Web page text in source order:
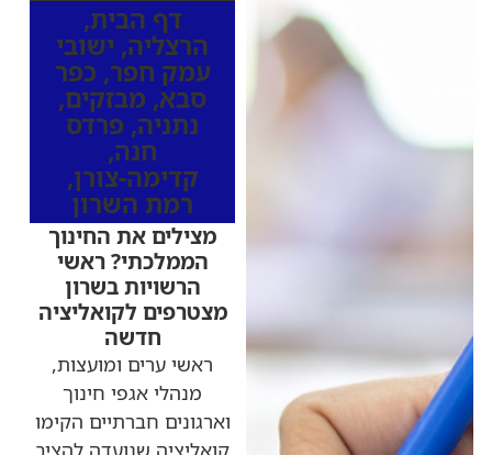
דף הבית,
הרצליה, ישובי
עמק חפר, כפר
סבא, מבזקים,
נתניה, פרדס
חנה,
קדימה-צורן,
רמת השרון
מצילים את החינוך
הממלכתי? ראשי
הרשויות בשרון
מצטרפים לקואליציה
חדשה
ראשי ערים ומועצות,
מנהלי אגפי חינוך
וארגונים חברתיים הקימו
קואליציה שנועדה להציב